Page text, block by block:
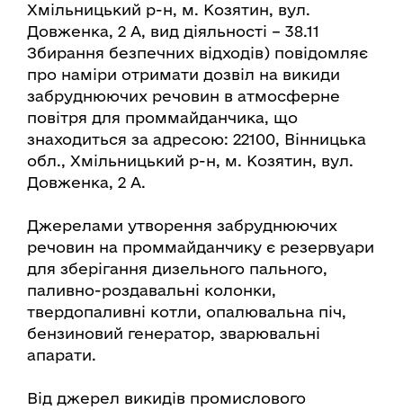
Хмільницький р-н, м. Козятин, вул.
Довженка, 2 А, вид діяльності – 38.11
Збирання безпечних відходів) повідомляє
про наміри отримати дозвіл на викиди
забруднюючих речовин в атмосферне
повітря для проммайданчика, що
знаходиться за адресою: 22100, Вінницька
обл., Хмільницький р-н, м. Козятин, вул.
Довженка, 2 А.
Джерелами утворення забруднюючих
речовин на проммайданчику є резервуари
для зберігання дизельного пального,
паливно-роздавальні колонки,
твердопаливні котли, опалювальна піч,
бензиновий генератор, зварювальні
апарати.
Від джерел викидів промислового